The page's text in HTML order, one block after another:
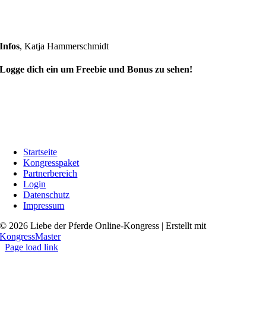
Infos,Katja Hammerschmidt
Logge dich ein um Freebie und Bonus zu sehen!
Startseite
Kongresspaket
Partnerbereich
Login
Datenschutz
Impressum
© 2026 Liebe der Pferde Online-Kongress | Erstellt mit
KongressMaster
Page load link